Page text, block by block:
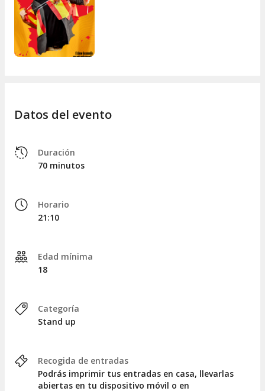
Datos del evento
Duración
70 minutos
Horario
21:10
Edad mínima
18
Categoría
Stand up
Recogida de entradas
Podrás imprimir tus entradas en casa, llevarlas
abiertas en tu dispositivo móvil o en